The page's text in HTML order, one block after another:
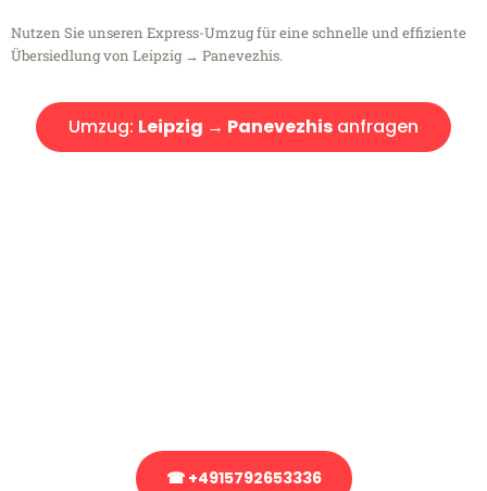
Nutzen Sie unseren Express-Umzug für eine schnelle und effiziente
Übersiedlung von Leipzig → Panevezhis.
Umzug: Leipzig → Panevezhis anfragen
☎ +4915792653336